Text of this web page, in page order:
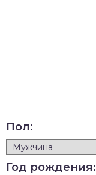
Пол:
Год рождения: